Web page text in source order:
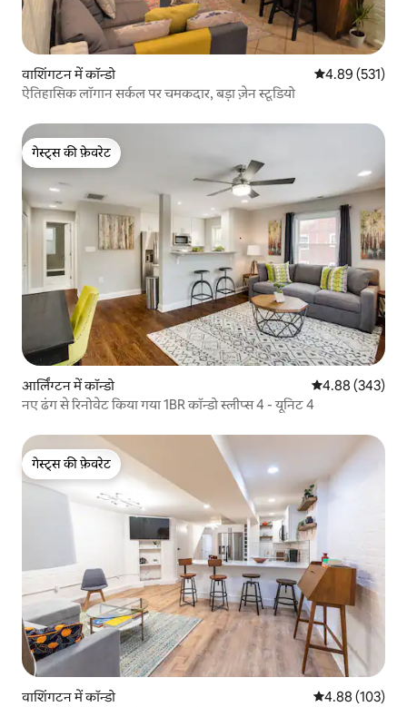
वाशिंगटन में कॉन्डो औसत रेटिंग 5 में से
4.89 (531)
ऐतिहासिक लॉगान सर्कल पर चमकदार, बड़ा ज़ेन स्टूडियो
गेस्ट्स की फ़ेवरेट
गेस्ट्स की फ़ेवरेट
आर्लिंग्टन में कॉन्डो औसत रेटिंग 5 में से
4.88 (343)
नए ढंग से रिनोवेट किया गया 1BR कॉन्डो स्लीप्स 4 - यूनिट 4
गेस्ट्स की फ़ेवरेट
गेस्ट्स की फ़ेवरेट
वाशिंगटन में कॉन्डो औसत रेटिंग 5 में से
4.88 (103)